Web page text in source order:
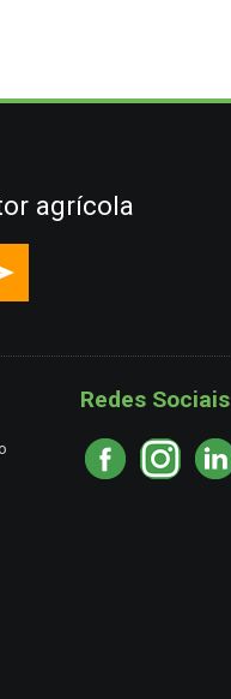
agrícola
Redes Sociais